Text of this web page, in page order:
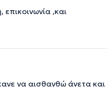
,και
να αισθανθώ άνετα και